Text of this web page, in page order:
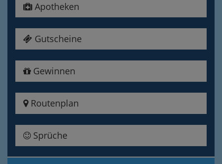
Apotheken
Gutscheine
Gewinnen
Routenplan
Sprüche